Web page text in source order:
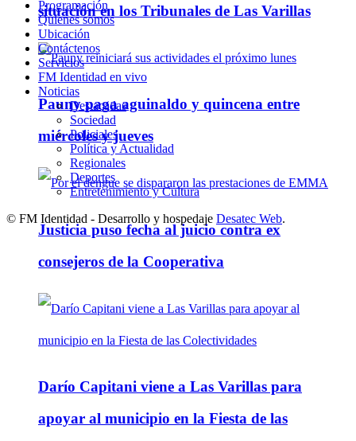
situación en los Tribunales de Las Varillas
Pauny paga aguinaldo y quincena entre
miércoles y jueves
Justicia puso fecha al juicio contra ex
consejeros de la Cooperativa
Darío Capitani viene a Las Varillas para
apoyar al municipio en la Fiesta de las
Programación
Quienes somos
Ubicación
Contáctenos
Servicios
FM Identidad en vivo
Noticias
Destacadas
Sociedad
Policiales
Política y Actualidad
Regionales
Deportes
Entretenimiento y Cultura
© FM Identidad - Desarrollo y hospedaje Desatec Web.